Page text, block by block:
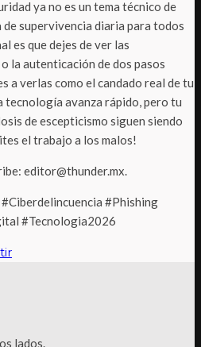
ya no es un tema técnico de
de supervivencia diaria para todos
es que dejes de ver las
la autenticación de dos pasos
a verlas como el candado real de tu
tecnología avanza rápido, pero tu
de escepticismo siguen siendo
el trabajo a los malos!
editor@thunder.mx.
#Phishing
#Tecnologia2026
lados.